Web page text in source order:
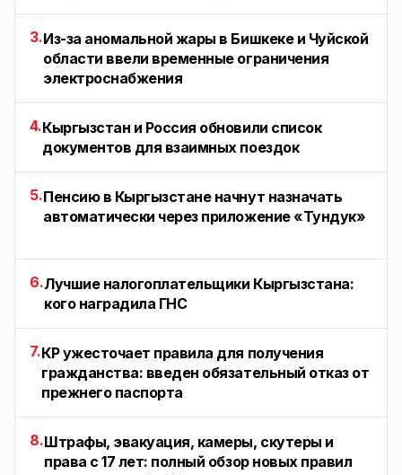
3.Из-за аномальной жары в Бишкеке и Чуйской
области ввели временные ограничения
электроснабжения
4.Кыргызстан и Россия обновили список
документов для взаимных поездок
5.Пенсию в Кыргызстане начнут назначать
автоматически через приложение «Тундук»
6.Лучшие налогоплательщики Кыргызстана:
кого наградила ГНС
7.КР ужесточает правила для получения
гражданства: введен обязательный отказ от
прежнего паспорта
8.Штрафы, эвакуация, камеры, скутеры и
права с 17 лет: полный обзор новых правил